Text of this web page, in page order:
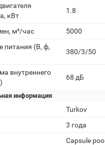
кВт
1.8
м³/час
5000
питания (В, ф,
380/3/50
внутреннего
68 дБ
информация
Turkov
3 года
Capsule pool